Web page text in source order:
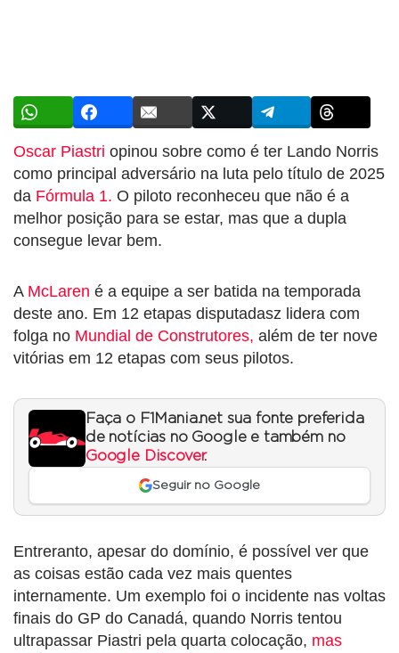
Oscar Piastri opinou sobre como é ter Lando Norris
como principal adversário na luta pelo título de 2025
da Fórmula 1. O piloto reconheceu que não é a
melhor posição para se estar, mas que a dupla
consegue levar bem.
A McLaren é a equipe a ser batida na temporada
deste ano. Em 12 etapas disputadasz lidera com
folga no Mundial de Construtores, além de ter nove
vitórias em 12 etapas com seus pilotos.
Faça o F1Mania.net sua fonte preferida
de notícias no Google e também no
Google Discover.
Seguir no Google
Entreranto, apesar do domínio, é possível ver que
as coisas estão cada vez mais quentes
internamente. Um exemplo foi o incidente nas voltas
finais do GP do Canadá, quando Norris tentou
ultrapassar Piastri pela quarta colocação, mas